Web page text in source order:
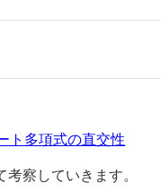
ト多項式の直交性
察していきます。